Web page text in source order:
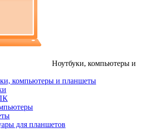
Ноутбуки, компьютеры и
компьютеры и планшеты
для планшетов